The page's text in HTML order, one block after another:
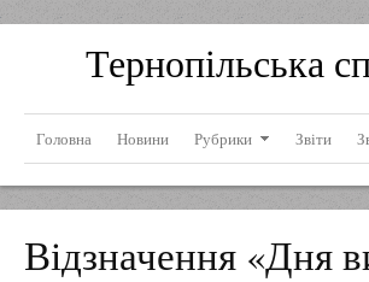
Тернопільська
Головна Новини Рубрики Звіти
Відзначення «Дня